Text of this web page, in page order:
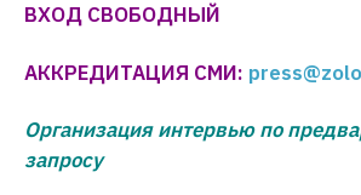
ВХОД СВОБОДНЫЙ
АККРЕДИТАЦИЯ СМИ:
Организация интервью по
запросу